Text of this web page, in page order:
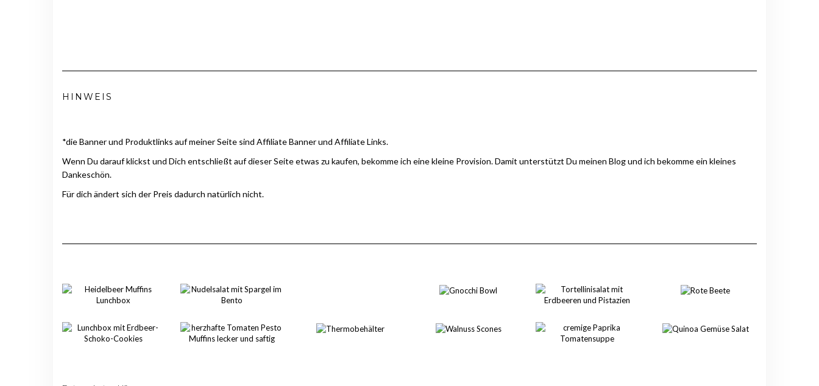
HINWEIS
*die Banner und Produktlinks auf meiner Seite sind Affiliate Banner und Affiliate Links.
Wenn Du darauf klickst und Dich entschließt auf dieser Seite etwas zu kaufen, bekomme ich eine kleine Provision. Damit unterstützt Du meinen Blog und ich bekomme ein kleines
Dankeschön.
Für dich ändert sich der Preis dadurch natürlich nicht.